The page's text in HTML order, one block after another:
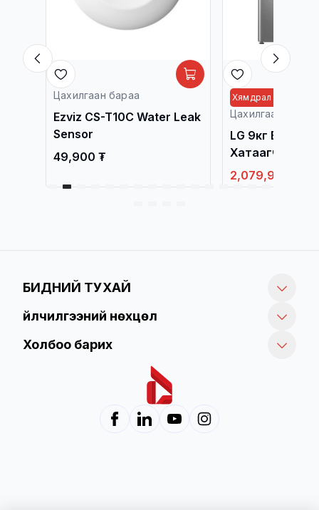
Цахилгаан бараа
Ezviz CS-T10C Water Leak
Sensor
49,900 ₮
Хямдрал дуусахад
Цахилгаан бараа
LG 9кг
Хатаагчтай
Автомат
2,079,900 ₮
БИДНИЙ ТУХАЙ
Үйлчилгээний нөхцөл
Холбоо барих